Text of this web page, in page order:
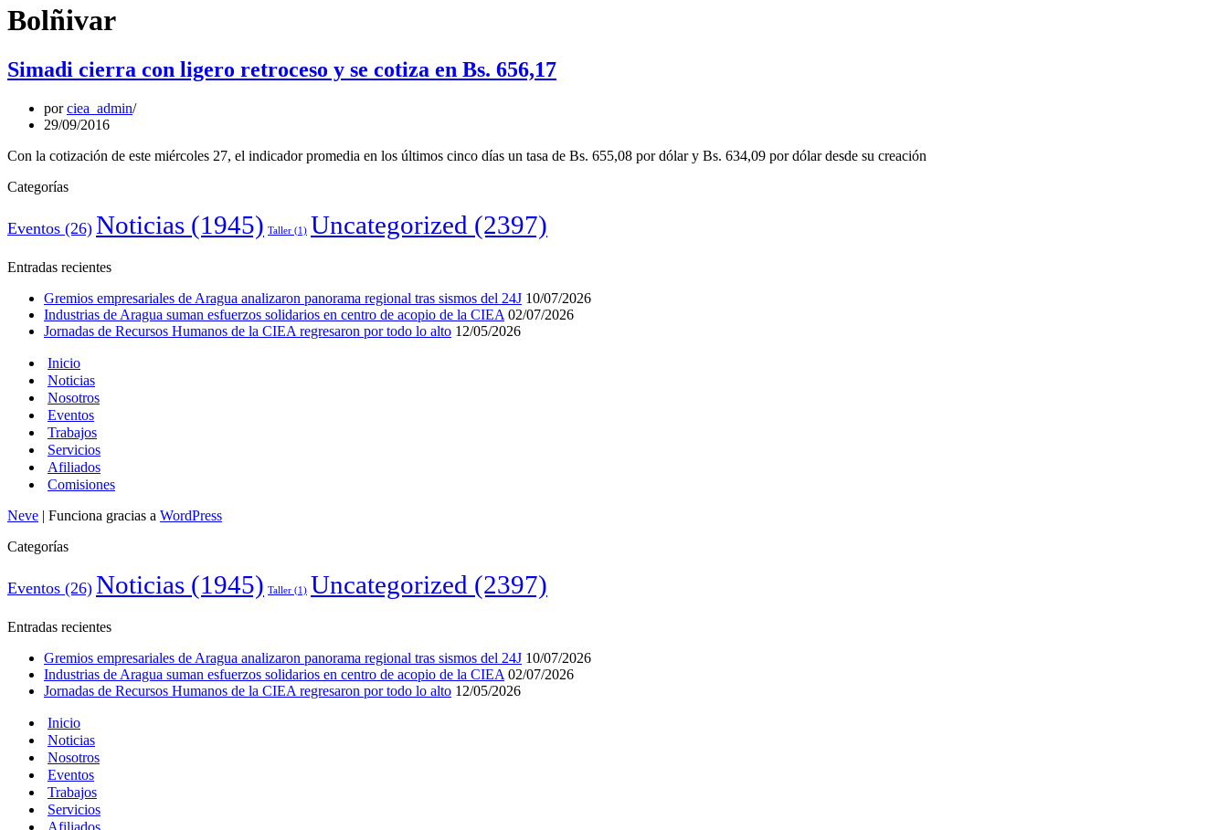
Bolñivar
Simadi cierra con ligero retroceso y se cotiza en Bs. 656,17
porciea_admin
29/09/2016
Con la cotización de este miércoles 27, el indicador promedia en los últimos cinco días un tasa de Bs. 655,08 por dólar y Bs. 634,09 por dólar desde su creación
Categorías
Eventos (26) Noticias (1945) Taller (1) Uncategorized (2397)
Entradas recientes
Gremios empresariales de Aragua analizaron panorama regional tras sismos del 24J 10/07/2026
Industrias de Aragua suman esfuerzos solidarios en centro de acopio de la CIEA 02/07/2026
Jornadas de Recursos Humanos de la CIEA regresaron por todo lo alto 12/05/2026
Inicio
Noticias
Nosotros
Eventos
Trabajos
Servicios
Afiliados
Comisiones
Neve | Funciona gracias a WordPress
Categorías
Eventos (26) Noticias (1945) Taller (1) Uncategorized (2397)
Entradas recientes
Gremios empresariales de Aragua analizaron panorama regional tras sismos del 24J 10/07/2026
Industrias de Aragua suman esfuerzos solidarios en centro de acopio de la CIEA 02/07/2026
Jornadas de Recursos Humanos de la CIEA regresaron por todo lo alto 12/05/2026
Inicio
Noticias
Nosotros
Eventos
Trabajos
Servicios
Afiliados